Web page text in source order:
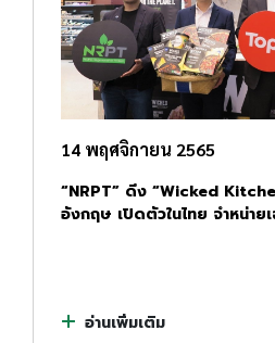
14 พฤศจิกายน 2565
“NRPT” ดึง “Wicked
อังกฤษ เปิดตัวในไทย จำหน่าย
อ่านเพิ่มเติม